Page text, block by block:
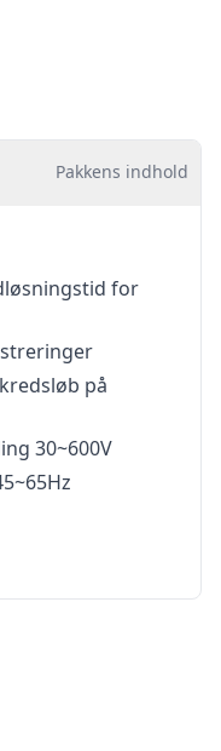
Pakkens indhold
for
på
30~600V